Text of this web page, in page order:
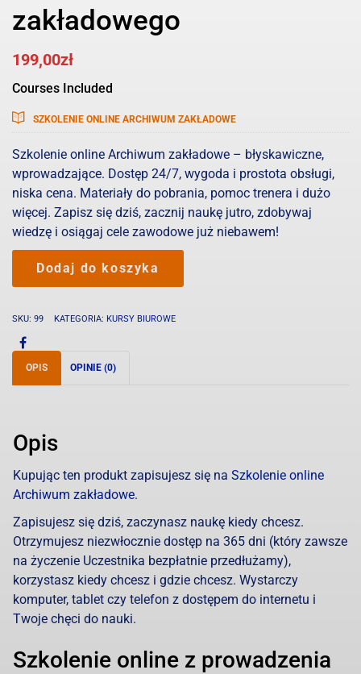
zakładowego
199,00zł
Courses Included
SZKOLENIE ONLINE ARCHIWUM ZAKŁADOWE
Szkolenie online Archiwum zakładowe – błyskawiczne,
wprowadzające. Dostęp 24/7, wygoda i prostota obsługi,
niska cena. Materiały do pobrania, pomoc trenera i dużo
więcej. Zapisz się dziś, zacznij naukę jutro, zdobywaj
wiedzę i osiągaj cele zawodowe już niebawem!
Szkolenie
archiwum
zakładowego
Dodaj do koszyka
SKU: 99 KATEGORIA: KURSY BIUROWE
OPIS OPINIE (0)
Opis
Kupując ten produkt zapisujesz się na Szkolenie online
Archiwum zakładowe.
Zapisujesz się dziś, zaczynasz naukę kiedy chcesz.
Otrzymujesz niezwłocznie dostęp na 365 dni (który zawsze
na życzenie Uczestnika bezpłatnie przedłużamy),
korzystasz kiedy chcesz i gdzie chcesz. Wystarczy
komputer, tablet czy telefon z dostępem do internetu i
Twoje chęci do nauki.
Szkolenie online z prowadzenia